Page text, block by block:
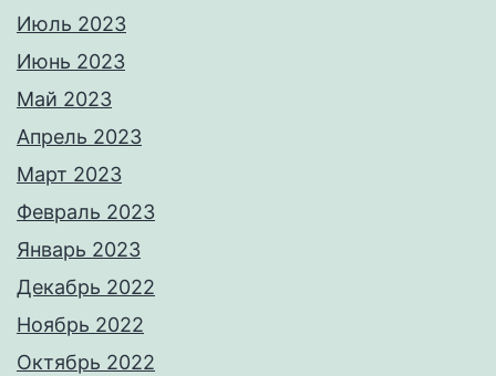
Июль 2023
Июнь 2023
Май 2023
Апрель 2023
Март 2023
Февраль 2023
Январь 2023
Декабрь 2022
Ноябрь 2022
Октябрь 2022